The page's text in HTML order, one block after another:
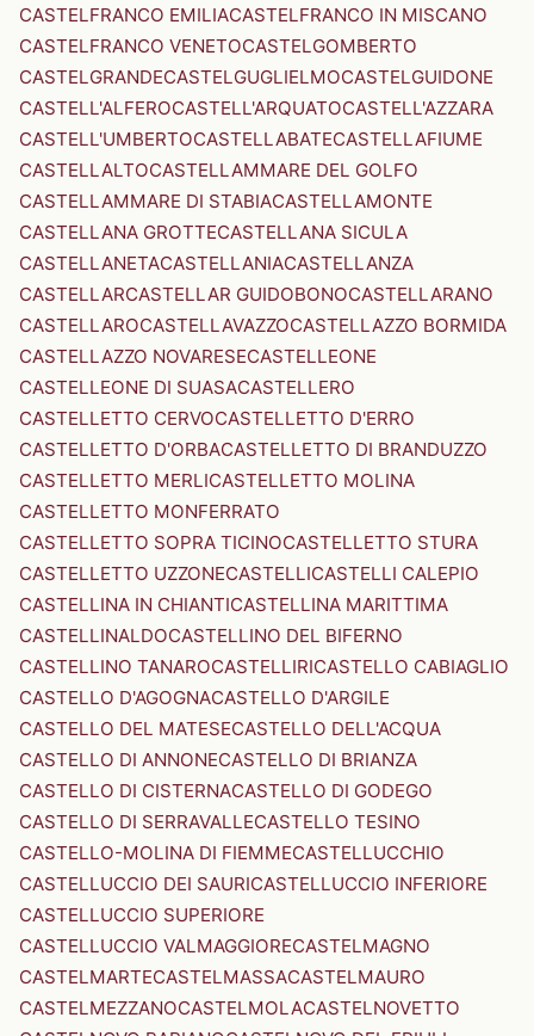
CASTELFRANCO EMILIACASTELFRANCO IN MISCANO
CASTELFRANCO VENETOCASTELGOMBERTO
CASTELGRANDECASTELGUGLIELMOCASTELGUIDONE
CASTELL'ALFEROCASTELL'ARQUATOCASTELL'AZZARA
CASTELL'UMBERTOCASTELLABATECASTELLAFIUME
CASTELLALTOCASTELLAMMARE DEL GOLFO
CASTELLAMMARE DI STABIACASTELLAMONTE
CASTELLANA GROTTECASTELLANA SICULA
CASTELLANETACASTELLANIACASTELLANZA
CASTELLARCASTELLAR GUIDOBONOCASTELLARANO
CASTELLAROCASTELLAVAZZOCASTELLAZZO BORMIDA
CASTELLAZZO NOVARESECASTELLEONE
CASTELLEONE DI SUASACASTELLERO
CASTELLETTO CERVOCASTELLETTO D'ERRO
CASTELLETTO D'ORBACASTELLETTO DI BRANDUZZO
CASTELLETTO MERLICASTELLETTO MOLINA
CASTELLETTO MONFERRATO
CASTELLETTO SOPRA TICINOCASTELLETTO STURA
CASTELLETTO UZZONECASTELLICASTELLI CALEPIO
CASTELLINA IN CHIANTICASTELLINA MARITTIMA
CASTELLINALDOCASTELLINO DEL BIFERNO
CASTELLINO TANAROCASTELLIRICASTELLO CABIAGLIO
CASTELLO D'AGOGNACASTELLO D'ARGILE
CASTELLO DEL MATESECASTELLO DELL'ACQUA
CASTELLO DI ANNONECASTELLO DI BRIANZA
CASTELLO DI CISTERNACASTELLO DI GODEGO
CASTELLO DI SERRAVALLECASTELLO TESINO
CASTELLO-MOLINA DI FIEMMECASTELLUCCHIO
CASTELLUCCIO DEI SAURICASTELLUCCIO INFERIORE
CASTELLUCCIO SUPERIORE
CASTELLUCCIO VALMAGGIORECASTELMAGNO
CASTELMARTECASTELMASSACASTELMAURO
CASTELMEZZANOCASTELMOLACASTELNOVETTO